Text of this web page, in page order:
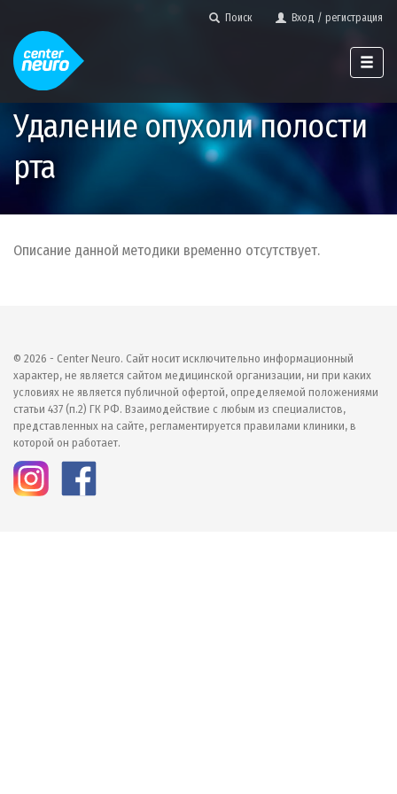
Поиск Вход / регистрация
Удаление опухоли полости
рта
Описание данной методики временно отсутствует.
© 2026 - Center Neuro. Сайт носит исключительно информационный
характер, не является сайтом медицинской организации, ни при каких
условиях не является публичной офертой, определяемой положениями
статьи 437 (п.2) ГК РФ. Взаимодействие с любым из специалистов,
представленных на сайте, регламентируется правилами клиники, в
которой он работает.